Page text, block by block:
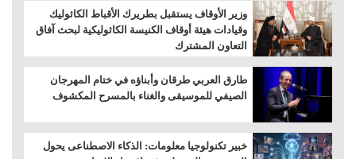
وزير الأوقاف يستقبل بطريرك الأقباط الكاثوليك
وقيادات هيئة أوقاف الكنيسة الكاثوليكية لبحث آفاق
التعاون المشترك
طارق العربي طرقان وأبناؤه في ختام المهرجان
الصيفي للموسيقى والغناء بالمسرح المكشوف
خبير تكنولوجيا معلومات: الذكاء الاصطناعى يحول